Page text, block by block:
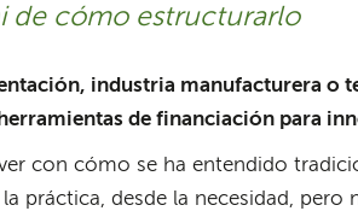
de cómo estructurarlo
industria manufacturera o
de financiación para
con cómo se ha entendido
práctica, desde la necesidad, pero